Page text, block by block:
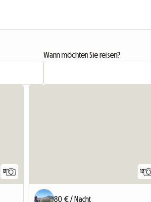
Wann möchten Sie reisen?
12 12
80 € / Nacht